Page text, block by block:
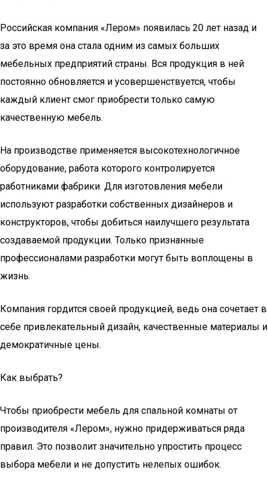
Российская компания «Лером» появилась 20 лет назад и
за это время она стала одним из самых больших
мебельных предприятий страны. Вся продукция в ней
постоянно обновляется и усовершенствуется, чтобы
каждый клиент смог приобрести только самую
качественную мебель.
На производстве применяется высокотехнологичное
оборудование, работа которого контролируется
работниками фабрики. Для изготовления мебели
используют разработки собственных дизайнеров и
конструкторов, чтобы добиться наилучшего результата
создаваемой продукции. Только признанные
профессионалами разработки могут быть воплощены в
жизнь.
Компания гордится своей продукцией, ведь она сочетает в
себе привлекательный дизайн, качественные материалы и
демократичные цены.
Как выбрать?
Чтобы приобрести мебель для спальной комнаты от
производителя «Лером», нужно придерживаться ряда
правил. Это позволит значительно упростить процесс
выбора мебели и не допустить нелепых ошибок.